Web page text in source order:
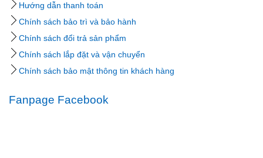
Hướng dẫn thanh toán
Chính sách bảo trì và bảo hành
Chính sách đổi trả sản phẩm
Chính sách lắp đặt và vận chuyển
Chính sách bảo mật thông tin khách hàng
Fanpage Facebook